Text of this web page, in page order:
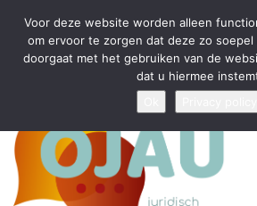
Tijdelijke stop: wegens drukte kan ik beperkt
en vragen beantwoorden
Algemene Voorwaarden
Disclaimer
Voor deze website worden alleen
om ervoor te zorgen dat deze zo soepel
doorgaat met het gebruiken van de
dat u hiermee